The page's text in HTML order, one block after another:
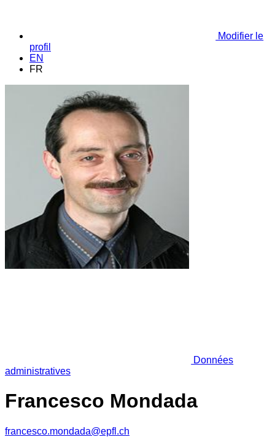
Modifier le
profil
EN
FR
Données
administratives
Francesco Mondada
francesco.mondada@epfl.ch